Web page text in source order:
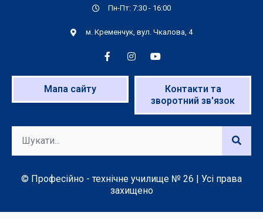
Пн-Пт: 7:30 - 16:00
м. Кременчук, вул. Чкалова, 4
Мапа сайту
Контакти та
зворотний зв'язок
© Професійно - технічне училище № 26 | Усі права
захищено